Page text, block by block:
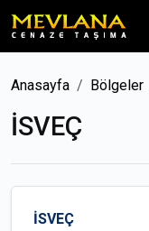
Anasayfa Bölgeler
İSVEÇ
İSVEÇ